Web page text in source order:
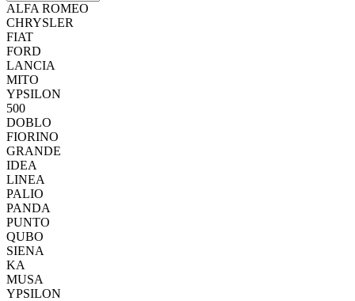
ALFA ROMEO
CHRYSLER
FIAT
FORD
LANCIA
MITO
YPSILON
500
DOBLO
FIORINO
GRANDE
IDEA
LINEA
PALIO
PANDA
PUNTO
QUBO
SIENA
KA
MUSA
YPSILON